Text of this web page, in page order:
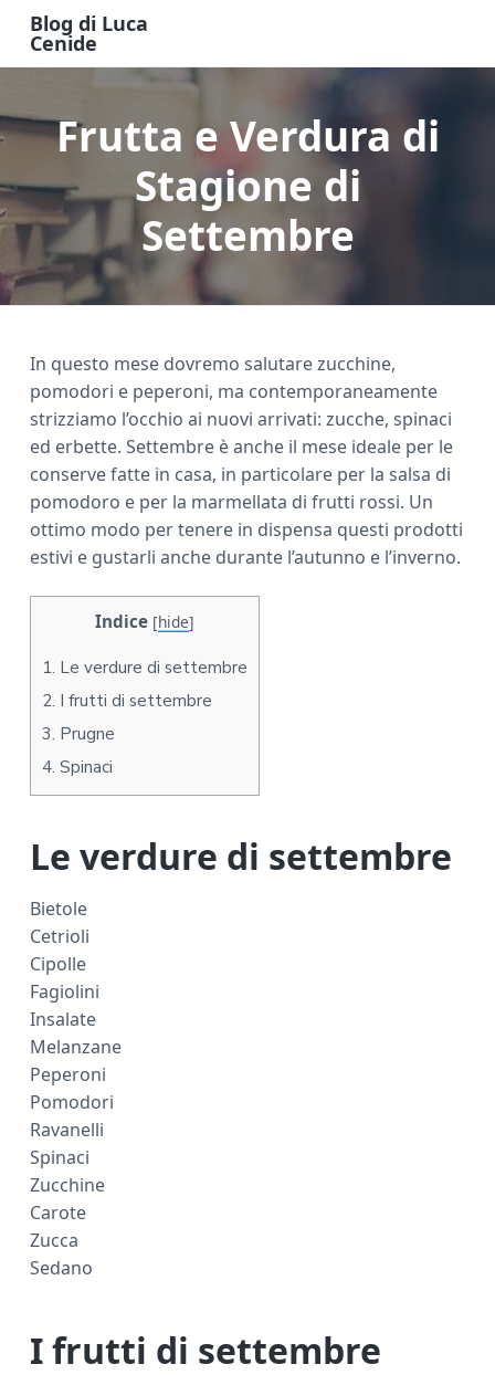
i
t
m
a
i
c
i
t
p
r
i
a
i
t
f
o
o
e
Blog di Luca
Cenide
d
i
c
a
C
e
n
d
Frutta e Verdura di
Stagione di
Settembre
In questo mese dovremo salutare zucchine,
pomodori e peperoni, ma contemporaneamente
strizziamo l’occhio ai nuovi arrivati: zucche, spinaci
ed erbette. Settembre è anche il mese ideale per le
conserve fatte in casa, in particolare per la salsa di
pomodoro e per la marmellata di frutti rossi. Un
ottimo modo per tenere in dispensa questi prodotti
estivi e gustarli anche durante l’autunno e l’inverno.
Indice [hide]
1. Le verdure di settembre
2. I frutti di settembre
3. Prugne
4. Spinaci
Le verdure di settembre
Bietole
Cetrioli
Cipolle
Fagiolini
Insalate
Melanzane
Peperoni
Pomodori
Ravanelli
Spinaci
Zucchine
Carote
Zucca
Sedano
I frutti di settembre